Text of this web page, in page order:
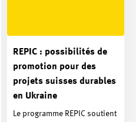
REPIC : possibilités de
promotion pour des
projets suisses durables
en Ukraine
Le programme REPIC soutient